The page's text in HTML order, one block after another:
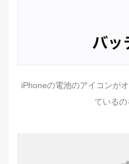
iPhoneの電池のアイコンが
ている